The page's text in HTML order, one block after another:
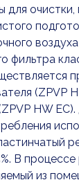
для очистки,
фильтра
(ZPVP
HW
В
из